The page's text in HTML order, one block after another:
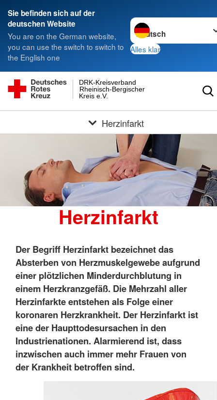
Sie befinden sich auf der
deutschen Website
You are on the German website,
you can use the switch to switch to
the English one
Sprache wechseln zu
Alles klar
Kreis e.V.
Rheinisch-Bergischer
DRK-Kreisverband
Herzinfarkt
Herzinfarkt
Der Begriff Herzinfarkt bezeichnet das
Absterben von Herzmuskelgewebe aufgrund
einer plötzlichen Minderdurchblutung in
einem Herzkranzgefäß. Die Mehrzahl aller
Herzinfarkte entstehen als Folge einer
koronaren Herzkrankheit. Der Herzinfarkt ist
eine der Haupttodesursachen in den
Industrienationen. Alarmierend ist, dass
inzwischen auch immer mehr Frauen von
der Krankheit betroffen sind.